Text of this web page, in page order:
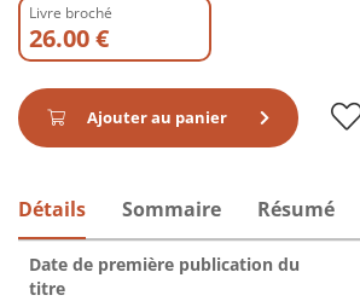
Livre broché
26.00 €
Ajouter au panier
Détails Sommaire Résumé
Date de première publication du
titre